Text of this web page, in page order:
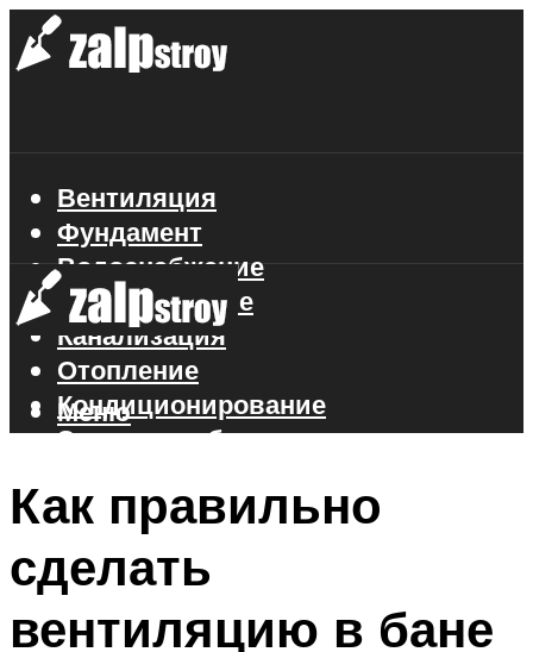
Вентиляция
Фундамент
Водоснабжение
Газоснабжение
Канализация
Отопление
Кондиционирование
Электроснабжение
Меню
Меню
Как правильно
сделать
вентиляцию в бане